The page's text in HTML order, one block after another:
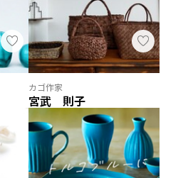
カゴ作家
宮武 則子